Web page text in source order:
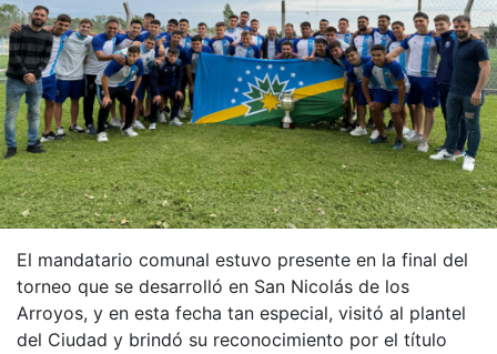
El mandatario comunal estuvo presente en la final del
torneo que se desarrolló en San Nicolás de los
Arroyos, y en esta fecha tan especial, visitó al plantel
del Ciudad y brindó su reconocimiento por el título